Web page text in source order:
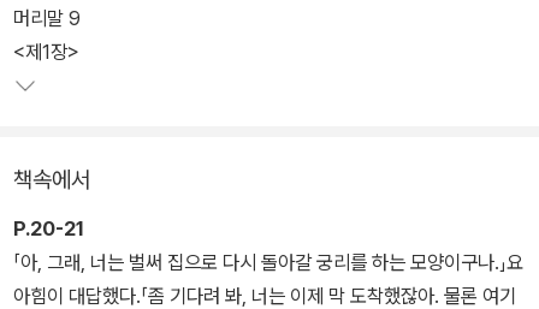
중인 사촌 요아힘을 문병하기 위해 이 요양원을 방문하는 장면으로
시작되는데, 3주 예정으로 방문한 카스토르프의 하산은 7년 동안이
나 미뤄진다.
'방문객'에서 '환자'로 신분이 바뀌었기 때문이다. 베르크호프에는 인
간의 모든 유형을 집약해 놓은 듯한 '환자'들이 존재하는데, 그들은 자
신들이 떠나 온 세상을 '저 아래'라고 부르며 그들만의 관습과 시간관
념을 가지고 살아간다.
머리말 9
<제1장>
책속에서
P.20-21
「아, 그래, 너는 벌써 집으로 다시 돌아갈 궁리를 하는 모양이구나.」요
아힘이 대답했다.「좀 기다려 봐, 너는 이제 막 도착했잖아. 물론 여기